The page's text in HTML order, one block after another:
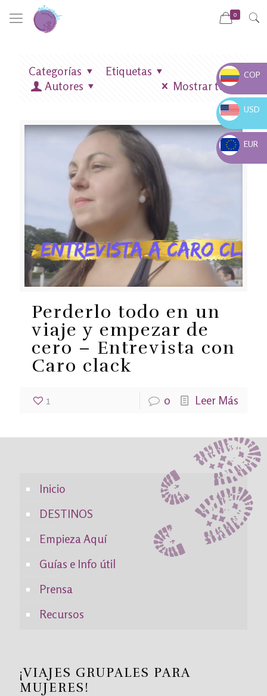
0
Categorías
Etiquetas
Autores
Mostrar todo
Perderlo todo en un
viaje y empezar de
cero – Entrevista con
Caro clack
1 0 Leer Más
Inicio
DESTINOS
Empieza Aquí
Guías e Info útil
Prensa
Recursos
¡VIAJES GRUPALES PARA
MUJERES!
COP $
COP
USD $
USD
EUR €
EUR